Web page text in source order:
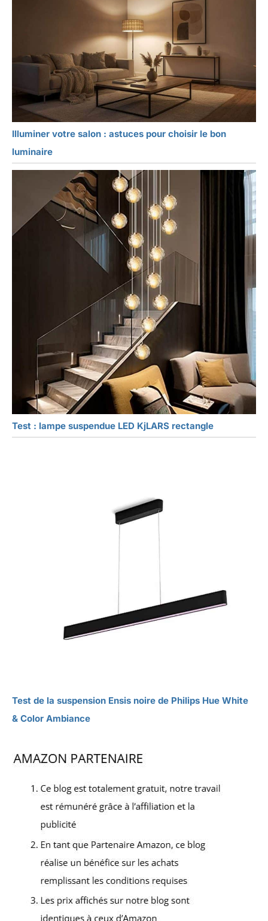
Illuminer votre salon : astuces pour choisir le bon
luminaire
Test : lampe suspendue LED KjLARS rectangle
Test de la suspension Ensis noire de Philips Hue White
& Color Ambiance